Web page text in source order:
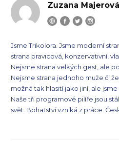
Zuzana Majerová
Jsme Trikolora. Jsme moderní
strana pravicová, konzervativní,
Nejsme strana velkých gest, ale
Nejsme strana jednoho muže či
možná tak hlasití jako jiní, ale jsme
Naše tři programové pilíře jsou
svět. Bohatství vzniká z práce.